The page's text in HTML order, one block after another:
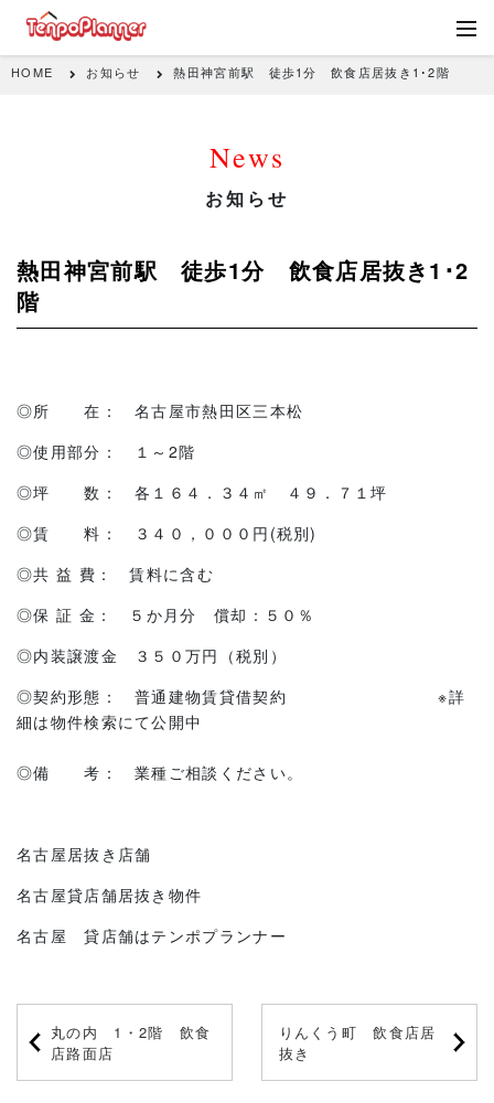
HOME お知らせ 熱田神宮前駅 徒歩1分 飲食店居抜き1･2階
News
お知らせ
熱田神宮前駅 徒歩1分 飲食店居抜き1･2
階
◎所 在： 名古屋市熱田区三本松
◎使用部分： １～2階
◎坪 数： 各１６４．３４㎡ ４９．７１坪
◎賃 料： ３４０，０００円(税別)
◎共 益 費： 賃料に含む
◎保 証 金： ５か月分 償却：５０％
◎内装譲渡金 ３５０万円（税別）
◎契約形態： 普通建物賃貸借契約 ※詳
細は物件検索にて公開中
◎備 考： 業種ご相談ください。
名古屋居抜き店舗
名古屋貸店舗居抜き物件
名古屋 貸店舗はテンポプランナー
丸の内 1・2階 飲食
店路面店
りんくう町 飲食店居
抜き